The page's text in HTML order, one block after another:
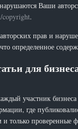
Ваши
copyright.
прав и
определенное
для
участник
где
только проверенные